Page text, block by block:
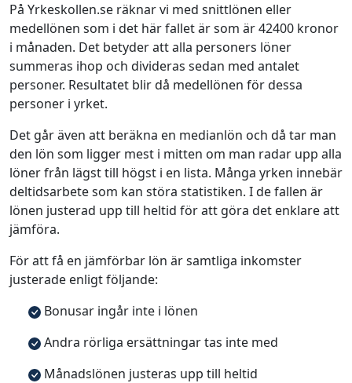
På Yrkeskollen.se räknar vi med snittlönen eller
medellönen som i det här fallet är som är 42400 kronor
i månaden. Det betyder att alla personers löner
summeras ihop och divideras sedan med antalet
personer. Resultatet blir då medellönen för dessa
personer i yrket.
Det går även att beräkna en medianlön och då tar man
den lön som ligger mest i mitten om man radar upp alla
löner från lägst till högst i en lista. Många yrken innebär
deltidsarbete som kan störa statistiken. I de fallen är
lönen justerad upp till heltid för att göra det enklare att
jämföra.
För att få en jämförbar lön är samtliga inkomster
justerade enligt följande:
Bonusar ingår inte i lönen
Andra rörliga ersättningar tas inte med
Månadslönen justeras upp till heltid